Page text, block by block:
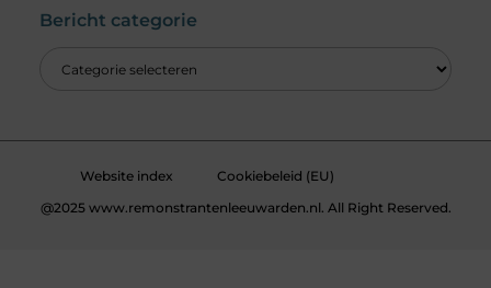
Bericht categorie
Website index
Cookiebeleid (EU)
@2025 www.remonstrantenleeuwarden.nl. All Right Reserved.